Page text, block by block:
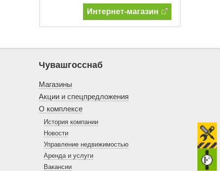
Интернет-магазин
Чувашгосснаб
Магазины
Акции и спецпредложения
О комплексе
История компании
Новости
Управление недвижимостью
Аренда и услуги
Вакансии